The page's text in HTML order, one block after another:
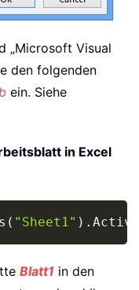
„Microsoft Visual
den folgenden
ein. Siehe
in Excel
( "Sheet1" ) .
Copy
Blatt1 in den